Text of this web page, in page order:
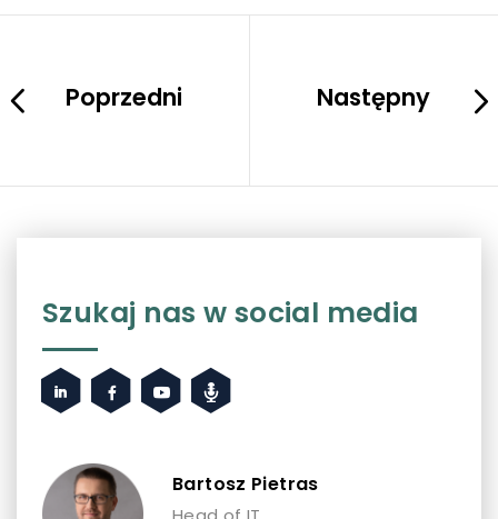
Poprzedni Następny
Szukaj nas w social media
Bartosz Pietras